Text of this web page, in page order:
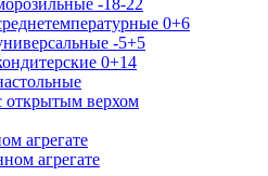
-18-22
0+6
-5+5
0+14
верхом
агрегате
агрегате